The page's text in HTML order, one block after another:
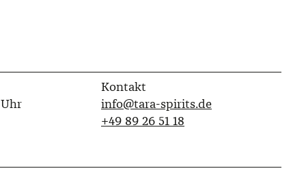
Kontakt
info@tara-spirits.de
‭+49 89 26 51 18‬